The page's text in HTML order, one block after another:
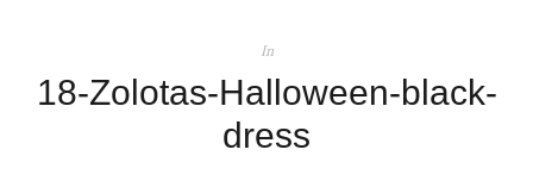
In
18-Zolotas-Halloween-black-
dress